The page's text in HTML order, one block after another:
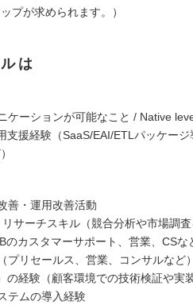
プが求められます。）
は
ケーションが可能なこと / Native
支援経験（SaaS/EAI/ETLパッケー
善・運用改善活動
サーチスキル（競合分析や市場調査
カスタマーサポート、営業、CSな
プリセールス、営業、コンサルなど）
の経験（顧客環境での技術検証や実
テムの導入経験